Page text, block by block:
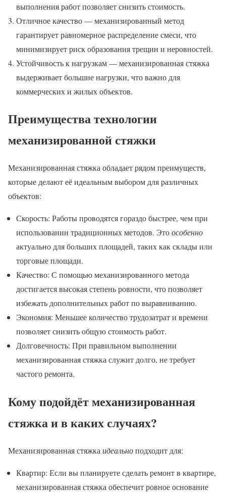
выполнения работ позволяет снизить стоимость.
Отличное качество — механизированный метод
гарантирует равномерное распределение смеси, что
минимизирует риск образования трещин и неровностей.
Устойчивость к нагрузкам — механизированная стяжка
выдерживает большие нагрузки, что важно для
коммерческих и жилых объектов.
Преимущества технологии
механизированной стяжки
Механизированная стяжка обладает рядом преимуществ,
которые делают её идеальным выбором для различных
объектов:
Скорость: Работы проводятся гораздо быстрее, чем при
использовании традиционных методов. Этоособенно
актуально для больших площадей, таких как склады или
торговые площади.
Качество: С помощью механизированного метода
достигается высокая степень ровности, что позволяет
избежать дополнительных работ по выравниванию.
Экономия: Меньшее количество трудозатрат и времени
позволяет снизить общую стоимость работ.
Долговечность: При правильном выполнении
механизированная стяжка служит долго, не требует
частого ремонта.
Кому подойдёт механизированная
стяжка и в каких случаях?
Механизированная стяжка идеальноподходит для:
Квартир: Если вы планируете сделать ремонт в квартире,
механизированная стяжка обеспечит ровное основание